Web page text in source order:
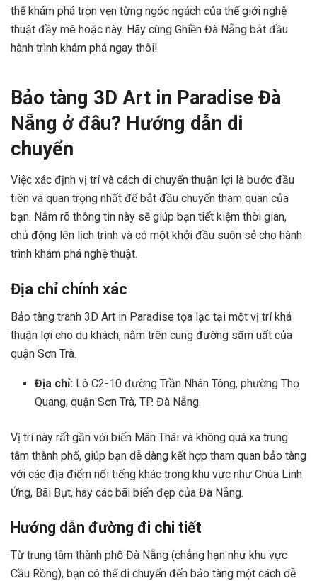
thể khám phá trọn vẹn từng ngóc ngách của thế giới nghệ
thuật đầy mê hoặc này. Hãy cùng Ghiền Đà Nẵng bắt đầu
hành trình khám phá ngay thôi!
Bảo tàng 3D Art in Paradise Đà
Nẵng ở đâu? Hướng dẫn di
chuyển
Việc xác định vị trí và cách di chuyển thuận lợi là bước đầu
tiên và quan trọng nhất để bắt đầu chuyến tham quan của
bạn. Nắm rõ thông tin này sẽ giúp bạn tiết kiệm thời gian,
chủ động lên lịch trình và có một khởi đầu suôn sẻ cho hành
trình khám phá nghệ thuật.
Địa chỉ chính xác
Bảo tàng tranh 3D Art in Paradise tọa lạc tại một vị trí khá
thuận lợi cho du khách, nằm trên cung đường sầm uất của
quận Sơn Trà.
Địa chỉ: Lô C2-10 đường Trần Nhân Tông, phường Thọ
Quang, quận Sơn Trà, TP. Đà Nẵng.
Vị trí này rất gần với biển Mân Thái và không quá xa trung
tâm thành phố, giúp bạn dễ dàng kết hợp tham quan bảo tàng
với các địa điểm nổi tiếng khác trong khu vực như Chùa Linh
Ứng, Bãi Bụt, hay các bãi biển đẹp của Đà Nẵng.
Hướng dẫn đường đi chi tiết
Từ trung tâm thành phố Đà Nẵng (chẳng hạn như khu vực
Cầu Rồng), bạn có thể di chuyển đến bảo tàng một cách dễ